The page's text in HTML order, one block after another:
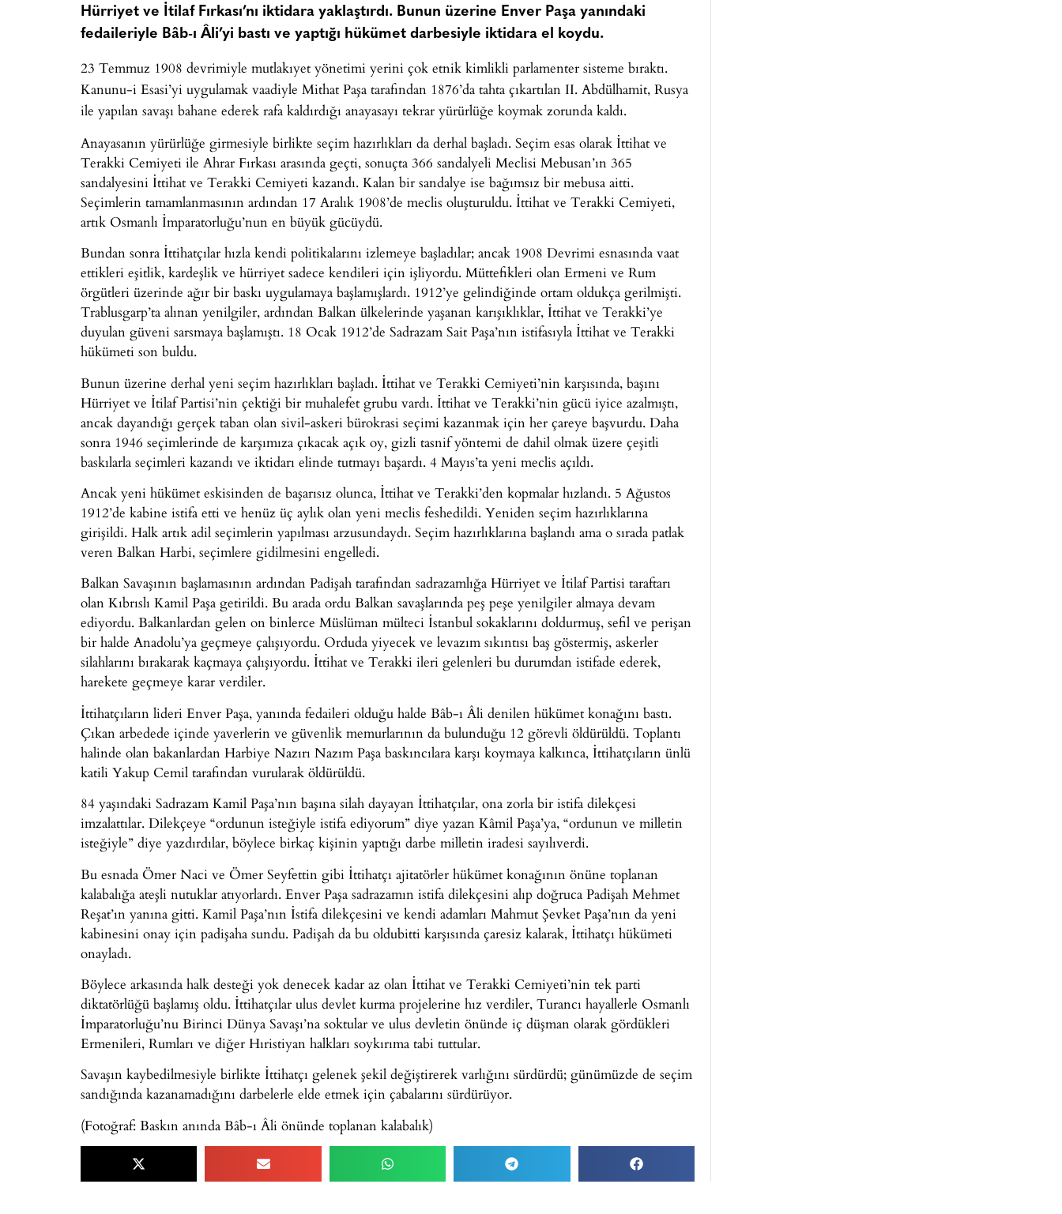
Hürriyet ve İtilaf Fırkası’nı iktidara yaklaştırdı. Bunun üzerine Enver Paşa yanındaki
fedaileriyle Bâb-ı Âli’yi bastı ve yaptığı hükümet darbesiyle iktidara el koydu.
23 Temmuz 1908 devrimiyle mutlakıyet yönetimi yerini çok etnik kimlikli parlamenter sisteme bıraktı.
Kanunu-i Esasi’yi uygulamak vaadiyle Mithat Paşa tarafından 1876’da tahta çıkartılan II. Abdülhamit, Rusya
ile yapılan savaşı bahane ederek rafa kaldırdığı anayasayı tekrar yürürlüğe koymak zorunda kaldı.
Anayasanın yürürlüğe girmesiyle birlikte seçim hazırlıkları da derhal başladı. Seçim esas olarak İttihat ve
Terakki Cemiyeti ile Ahrar Fırkası arasında geçti, sonuçta 366 sandalyeli Meclisi Mebusan’ın 365
sandalyesini İttihat ve Terakki Cemiyeti kazandı. Kalan bir sandalye ise bağımsız bir mebusa aitti.
Seçimlerin tamamlanmasının ardından 17 Aralık 1908’de meclis oluşturuldu. İttihat ve Terakki Cemiyeti,
artık Osmanlı İmparatorluğu’nun en büyük gücüydü.
Bundan sonra İttihatçılar hızla kendi politikalarını izlemeye başladılar; ancak 1908 Devrimi esnasında vaat
ettikleri eşitlik, kardeşlik ve hürriyet sadece kendileri için işliyordu. Müttefikleri olan Ermeni ve Rum
örgütleri üzerinde ağır bir baskı uygulamaya başlamışlardı. 1912’ye gelindiğinde ortam oldukça gerilmişti.
Trablusgarp’ta alınan yenilgiler, ardından Balkan ülkelerinde yaşanan karışıklıklar, İttihat ve Terakki’ye
duyulan güveni sarsmaya başlamıştı. 18 Ocak 1912’de Sadrazam Sait Paşa’nın istifasıyla İttihat ve Terakki
hükümeti son buldu.
Bunun üzerine derhal yeni seçim hazırlıkları başladı. İttihat ve Terakki Cemiyeti’nin karşısında, başını
Hürriyet ve İtilaf Partisi’nin çektiği bir muhalefet grubu vardı. İttihat ve Terakki’nin gücü iyice azalmıştı,
ancak dayandığı gerçek taban olan sivil-askeri bürokrasi seçimi kazanmak için her çareye başvurdu. Daha
sonra 1946 seçimlerinde de karşımıza çıkacak açık oy, gizli tasnif yöntemi de dahil olmak üzere çeşitli
baskılarla seçimleri kazandı ve iktidarı elinde tutmayı başardı. 4 Mayıs’ta yeni meclis açıldı.
Ancak yeni hükümet eskisinden de başarısız olunca, İttihat ve Terakki’den kopmalar hızlandı. 5 Ağustos
1912’de kabine istifa etti ve henüz üç aylık olan yeni meclis feshedildi. Yeniden seçim hazırlıklarına
girişildi. Halk artık adil seçimlerin yapılması arzusundaydı. Seçim hazırlıklarına başlandı ama o sırada patlak
veren Balkan Harbi, seçimlere gidilmesini engelledi.
Balkan Savaşının başlamasının ardından Padişah tarafından sadrazamlığa Hürriyet ve İtilaf Partisi taraftarı
olan Kıbrıslı Kamil Paşa getirildi. Bu arada ordu Balkan savaşlarında peş peşe yenilgiler almaya devam
ediyordu. Balkanlardan gelen on binlerce Müslüman mülteci İstanbul sokaklarını doldurmuş, sefil ve perişan
bir halde Anadolu’ya geçmeye çalışıyordu. Orduda yiyecek ve levazım sıkıntısı baş göstermiş, askerler
silahlarını bırakarak kaçmaya çalışıyordu. İttihat ve Terakki ileri gelenleri bu durumdan istifade ederek,
harekete geçmeye karar verdiler.
İttihatçıların lideri Enver Paşa, yanında fedaileri olduğu halde Bâb-ı Âli denilen hükümet konağını bastı.
Çıkan arbedede içinde yaverlerin ve güvenlik memurlarının da bulunduğu 12 görevli öldürüldü. Toplantı
halinde olan bakanlardan Harbiye Nazırı Nazım Paşa baskıncılara karşı koymaya kalkınca, İttihatçıların ünlü
katili Yakup Cemil tarafından vurularak öldürüldü.
84 yaşındaki Sadrazam Kamil Paşa’nın başına silah dayayan İttihatçılar, ona zorla bir istifa dilekçesi
imzalattılar. Dilekçeye “ordunun isteğiyle istifa ediyorum” diye yazan Kâmil Paşa’ya, “ordunun ve milletin
isteğiyle” diye yazdırdılar, böylece birkaç kişinin yaptığı darbe milletin iradesi sayılıverdi.
Bu esnada Ömer Naci ve Ömer Seyfettin gibi İttihatçı ajitatörler hükümet konağının önüne toplanan
kalabalığa ateşli nutuklar atıyorlardı. Enver Paşa sadrazamın istifa dilekçesini alıp doğruca Padişah Mehmet
Reşat’ın yanına gitti. Kamil Paşa’nın İstifa dilekçesini ve kendi adamları Mahmut Şevket Paşa’nın da yeni
kabinesini onay için padişaha sundu. Padişah da bu oldubitti karşısında çaresiz kalarak, İttihatçı hükümeti
onayladı.
Böylece arkasında halk desteği yok denecek kadar az olan İttihat ve Terakki Cemiyeti’nin tek parti
diktatörlüğü başlamış oldu. İttihatçılar ulus devlet kurma projelerine hız verdiler, Turancı hayallerle Osmanlı
İmparatorluğu’nu Birinci Dünya Savaşı’na soktular ve ulus devletin önünde iç düşman olarak gördükleri
Ermenileri, Rumları ve diğer Hıristiyan halkları soykırıma tabi tuttular.
Savaşın kaybedilmesiyle birlikte İttihatçı gelenek şekil değiştirerek varlığını sürdürdü; günümüzde de seçim
sandığında kazanamadığını darbelerle elde etmek için çabalarını sürdürüyor.
(Fotoğraf: Baskın anında Bâb-ı Âli önünde toplanan kalabalık)